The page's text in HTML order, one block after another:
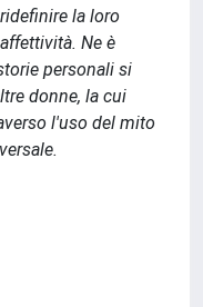
la loro
Ne è
personali si
donne, la cui
l'uso del mito